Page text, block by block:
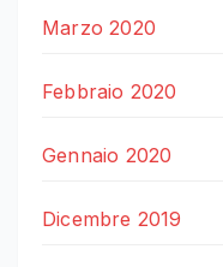
Marzo 2020
Febbraio 2020
Gennaio 2020
Dicembre 2019